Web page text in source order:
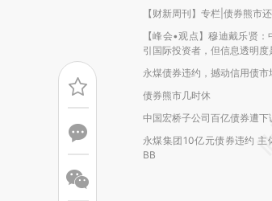
【财新周刊】专栏|债券熊市
【峰会•观点】穆迪戴乐贤
引国际投资者，但信息透明度
永煤债券违约，撼动信用债市
债券熊市几时休
中国宏桥子公司百亿债券遭下
永煤集团10亿元债券违约 主
BB